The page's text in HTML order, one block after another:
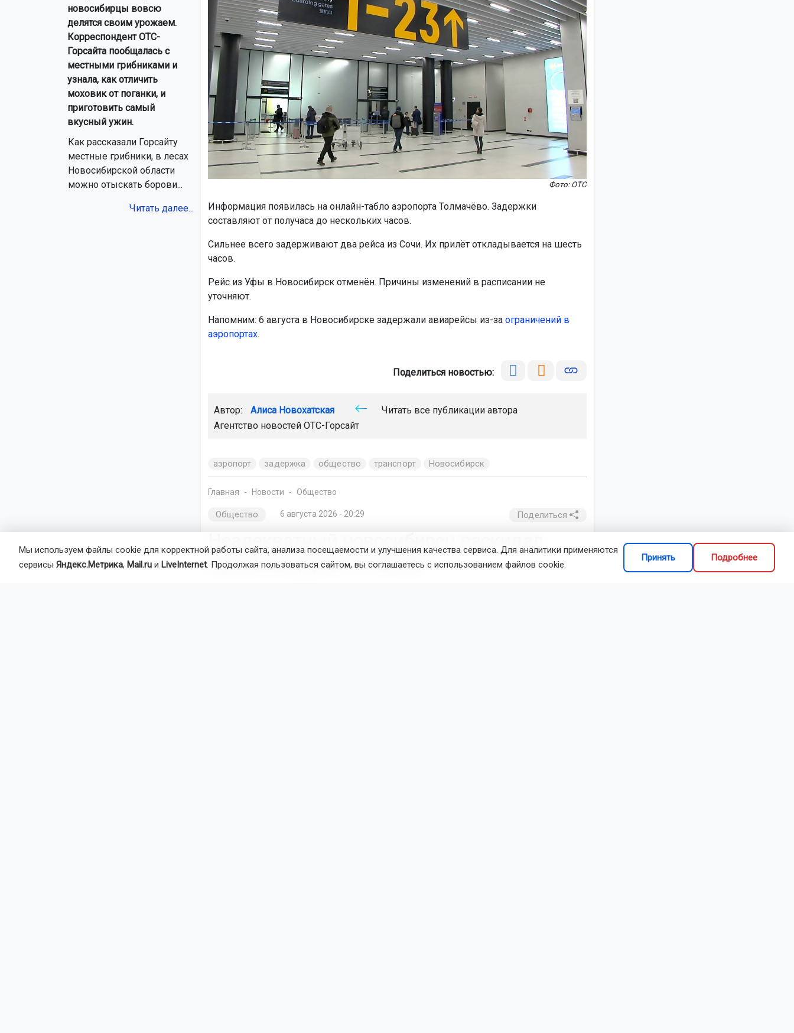
новосибирцы вовсю
делятся своим урожаем.
Корреспондент ОТС-
Горсайта пообщалась с
местными грибниками и
узнала, как отличить
моховик от поганки, и
приготовить самый
вкусный ужин.
Как рассказали Горсайту
местные грибники, в лесах
Новосибирской области
можно отыскать борови...
Читать далее...
Фото: ОТС
Информация появилась на онлайн-табло аэропорта Толмачёво. Задержки
составляют от получаса до нескольких часов.
Сильнее всего задерживают два рейса из Сочи. Их прилёт откладывается на шесть
часов.
Рейс из Уфы в Новосибирск отменён. Причины изменений в расписании не
уточняют.
Напомним: 6 августа в Новосибирске задержали авиарейсы из-за ограничений в
аэропортах.
Поделиться новостью:
Автор: Алиса Новохатская
Читать все публикации автора
Агентство новостей ОТС-Горсайт
аэропорт задержка общество транспорт Новосибирск
Главная Новости Общество
Общество 6 августа 2026 - 20:29 Поделиться
Неадекватный новосибирец раскидал
мусор на дороге к пляжу
Мы используем файлы cookie для корректной работы сайта, анализа посещаемости и улучшения качества сервиса. Для аналитики применяются
сервисы Яндекс.Метрика, Mail.ru и LiveInternet. Продолжая пользоваться сайтом, вы соглашаетесь с использованием файлов cookie.
Принять Подробнее